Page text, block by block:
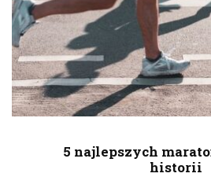
5 najlepszych
historii